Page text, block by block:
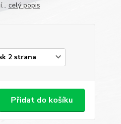
celý popis
Přidat do košíku